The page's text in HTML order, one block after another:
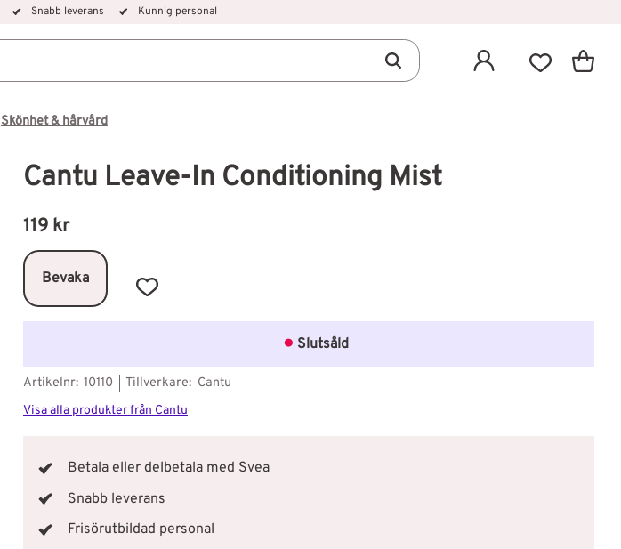
Snabb leverans Kunnig personal
Skönhet & hårvård
Cantu Leave-In Conditioning Mist
119 kr
Lägg till i favoriter
Bevaka
Slutsåld
Artikelnr 10110 Tillverkare Cantu
Visa alla produkter från Cantu
Betala eller delbetala med Svea
Snabb leverans
Frisörutbildad personal